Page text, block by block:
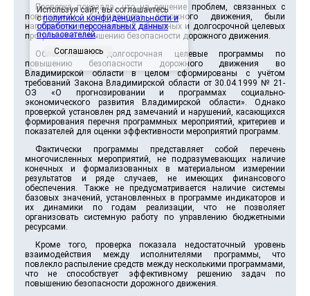
Проверка показала, что на решение проблем, связанных с
повышением безопасности дорожного движения, были
наплавлены мероприятия 2 областных и долгосрочной целевых
программ по повышению безопасности дорожного движения.
Областные и долгосрочная целевые программы по
повышению безопасности дорожного движения во
Владимирской области в целом сформированы с учётом
требований Закона Владимирской области от 30.04.1999 № 21-
ОЗ «О прогнозировании и программах социально-
экономического развития Владимирской области». Однако
проверкой установлен ряд замечаний и нарушений, касающихся
формирования перечня программных мероприятий, критериев и
показателей для оценки эффективности мероприятий программ.
Фактически программы представляет собой перечень
многочисленных мероприятий, не подразумевающих наличие
конечных и формализованных в материальном измерении
результатов и ряде случаев, не имеющих финансового
обеспечения. Также не предусматривается наличие системы
базовых значений, установленных в программе индикаторов и
их динамики по годам реализации, что не позволяет
организовать системную работу по управлению бюджетными
ресурсами.
Кроме того, проверка показала недостаточный уровень
взаимодействия между исполнителями программы, что
повлекло распыление средств между несколькими программами,
что не способствует эффективному решению задач по
повышению безопасности дорожного движения.
Используя сайт, вы соглашаетесь
сполитикой конфиденциальности и
обработки персональных данных
пользователей.
Соглашаюсь